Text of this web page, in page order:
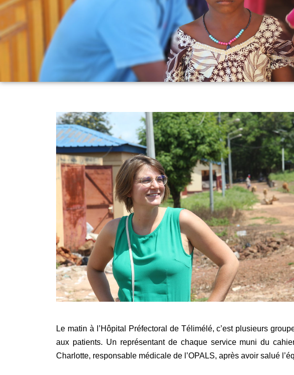
Le matin à l’Hôpital Préfectoral de Télimélé, c’est plusieurs
aux patients. Un représentant de chaque service muni du
Charlotte, responsable médicale de l’OPALS, après avoir salué